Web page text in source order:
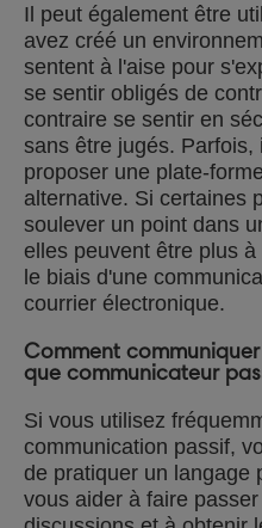
Il peut également être
avez créé un
sentent à l'aise pour
se sentir obligés de
contraire se sentir en
sans être jugés. Parfois,
proposer une plate-
alternative. Si certaines
soulever un point dans
elles peuvent être plus
le biais d'une
courrier électronique.
Comment
que communicateur
Si vous utilisez
communication passif,
de pratiquer un langage
vous aider à faire